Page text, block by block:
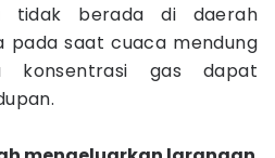
tidak berada di daerah
pada saat cuaca mendung
konsentrasi gas dapat